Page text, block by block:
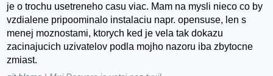
je o trochu usetreneho casu viac. Mam na mysli nieco co by
vzdialene pripoominalo instalaciu napr. opensuse, len s
menej moznostami, ktorych ked je vela tak dokazu
zacinajucich uzivatelov podla mojho nazoru iba zbytocne
zmiast.